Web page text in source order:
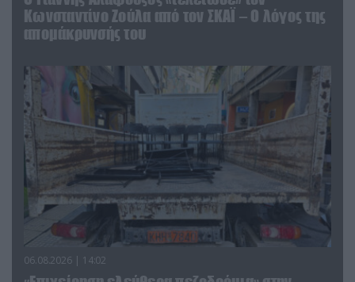
Κωνσταντίνο Ζούλα από τον ΣΚΑΪ – Ο λόγος της
απομάκρυνσής του
06.08.2026 | 14:02